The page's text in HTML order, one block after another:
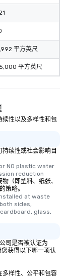
平方英尺
平方英尺
性以及多样性和包
续性或社会影响目
NO plastic water
reduction
（即塑料、纸张、
策略。
at waste
sides,
glass,
司是否被认证为
获得以下哪一项认
样性、公平和包容